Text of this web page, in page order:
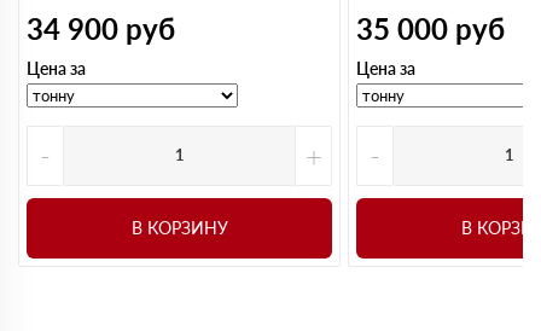
34 900 руб
Цена за
- +
В КОРЗИНУ
35 000 руб
Цена за
-
В